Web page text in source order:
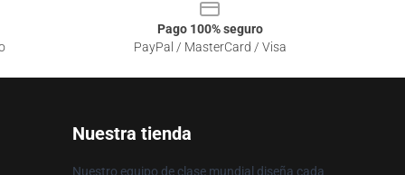
Pago 100% seguro
PayPal / MasterCard / Visa
Nuestra tienda
Nuestro equipo de clase mundial diseña cada